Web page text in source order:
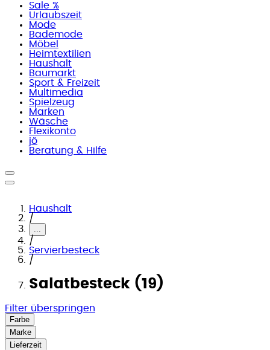
Sale %
Urlaubszeit
Mode
Bademode
Möbel
Heimtextilien
Haushalt
Baumarkt
Sport & Freizeit
Multimedia
Spielzeug
Marken
Wäsche
Flexikonto
jö
Beratung & Hilfe
Haushalt
/
...
/
Servierbesteck
/
Salatbesteck (19)
Filter überspringen
Farbe
Marke
Lieferzeit